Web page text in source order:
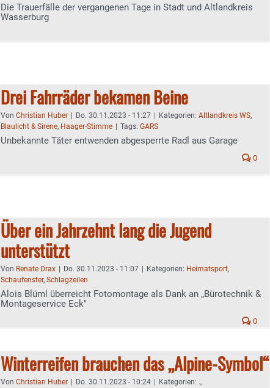
Die Trauerfälle der vergangenen Tage in Stadt und Altlandkreis
Wasserburg
Drei Fahrräder bekamen Beine
Von Christian Huber Do. 30.11.2023 - 11:27 Kategorien: Altlandkreis WS,
Blaulicht & Sirene, Haager-Stimme Tags: GARS
Unbekannte Täter entwenden abgesperrte Radl aus Garage
0
Über ein Jahrzehnt lang die Jugend
unterstützt
Von Renate Drax Do. 30.11.2023 - 11:07 Kategorien: Heimatsport,
Schaufenster, Schlagzeilen
Alois Blüml überreicht Fotomontage als Dank an „Bürotechnik &
Montageservice Eck"
0
Winterreifen brauchen das „Alpine-Symbol“
Von Christian Huber Do. 30.11.2023 - 10:24 Kategorien: .,